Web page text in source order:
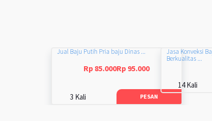
Jual Baju Putih Pria baju Dinas ...
Rp 85.000Rp 95.000
3 Kali PESAN
Jasa Konveksi
Berkualitas ...
14 Kali